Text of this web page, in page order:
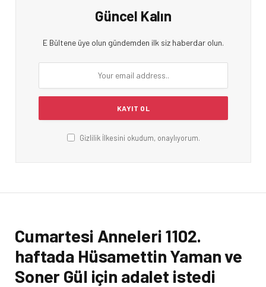
Güncel Kalın
E Bültene üye olun gündemden ilk siz haberdar olun.
Gizlilik İlkesini okudum, onaylıyorum.
Cumartesi Anneleri 1102.
haftada Hüsamettin Yaman ve
Soner Gül için adalet istedi